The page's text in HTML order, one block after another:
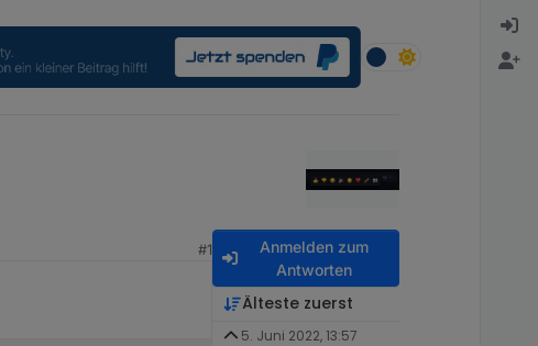
#1
Anmelden zum
Antworten
Älteste zuerst
5. Juni 2022, 13:57